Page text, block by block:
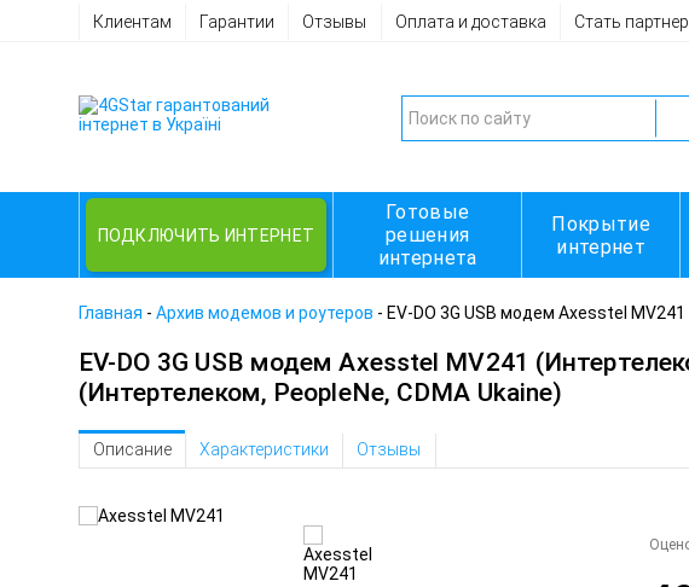
Клиентам Гарантии Отзывы Оплата и доставка Стать
ПОДКЛЮЧИТЬ ИНТЕРНЕТ
Готовые
решения
интернета
Покрытие
интернет
Главная - Архив модемов и роутеров - EV-DO 3G USB модем Axesstel
EV-DO 3G USB модем Axesstel MV241
(Интертелеком, PeopleNe, CDMA Ukaine)
Описание Характеристики Отзывы